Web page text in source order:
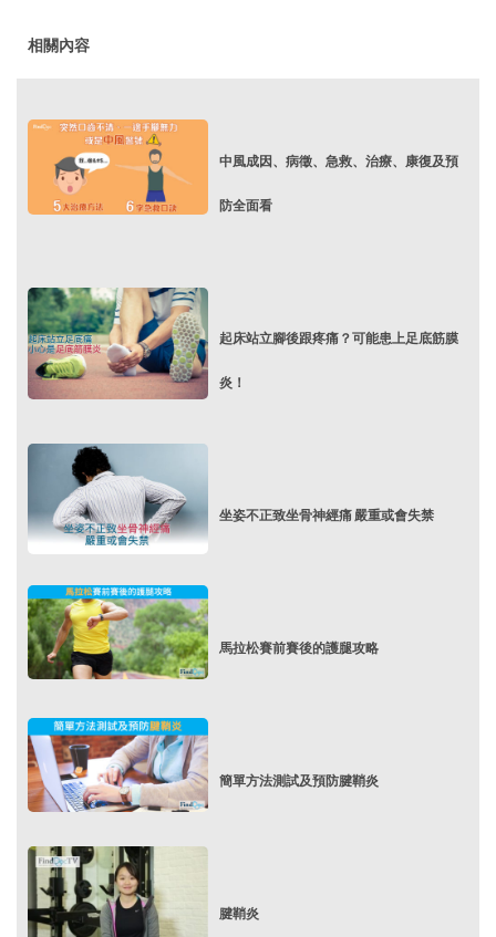
相關內容
中風成因、病徵、急救、治療、康復及預
防全面看
起床站立腳後跟疼痛？可能患上足底筋膜
炎！
坐姿不正致坐骨神經痛 嚴重或會失禁
馬拉松賽前賽後的護腿攻略
簡單方法測試及預防腱鞘炎
腱鞘炎